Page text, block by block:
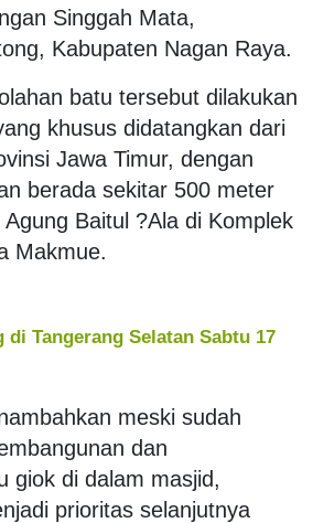
Singgah Mata,
Kabupaten Nagan Raya.
batu tersebut dilakukan
khusus didatangkan dari
Jawa Timur, dengan
berada sekitar 500 meter
Baitul ?Ala di Komplek
Makmue.
Tangerang Selatan Sabtu 17
meski sudah
dan
giok di dalam masjid,
prioritas selanjutnya